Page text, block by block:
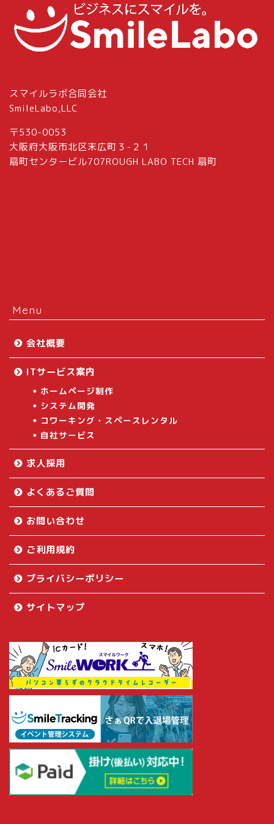
スマイルラボ合同会社
SmileLabo,LLC
〒530-0053
大阪府大阪市北区末広町３-２１
扇町センタービル707ROUGH LABO TECH 扇町
Menu
会社概要
ITサービス案内
ホームページ制作
システム開発
コワーキング・スペースレンタル
自社サービス
求人採用
よくあるご質問
お問い合わせ
ご利用規約
プライバシーポリシー
サイトマップ